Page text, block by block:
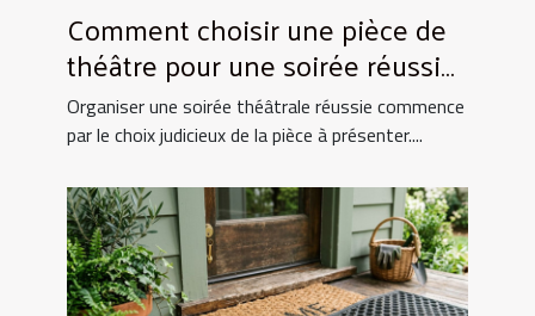
Comment choisir une pièce de
théâtre pour une soirée réussie
?
Organiser une soirée théâtrale réussie commence
par le choix judicieux de la pièce à présenter....